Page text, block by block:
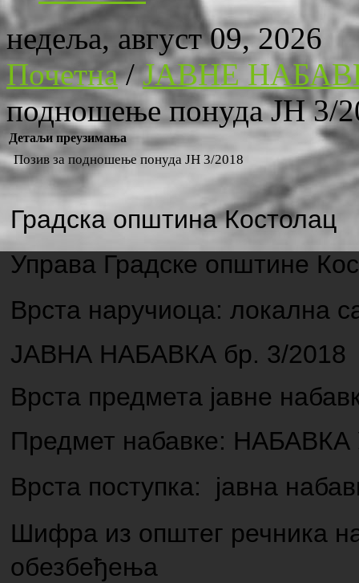
недеља, август 09, 2026
Почетна/ЈАВНЕ
подношење понуда ЈН 3/
Детаљи преузимања
Позив за подношење понуда ЈН 3/2018
Градска општина Костолац
Управа Градске општине
Врста наручиоца: локална
ЈАВНА НАБАВКА бр. 3/2018
Врста предмета јавне
Предмет набавке:
Врста поступка: јавна
Шифра из општег речника
обезбеђења